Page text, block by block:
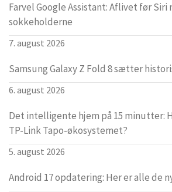
Farvel Google Assistant: Aflivet før Siri
sokkeholderne
7. august 2026
Samsung Galaxy Z Fold 8 sætter
6. august 2026
Det intelligente hjem på 15 minutter:
TP-Link Tapo-økosystemet?
5. august 2026
Android 17 opdatering: Her er alle de